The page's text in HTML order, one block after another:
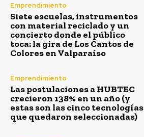
Emprendimiento
Siete escuelas, instrumentos
con material reciclado y un
concierto donde el público
toca: la gira de Los Cantos de
Colores en Valparaíso
Emprendimiento
Las postulaciones a HUBTEC
crecieron 138% en un año (y
estas son las cinco tecnologías
que quedaron seleccionadas)